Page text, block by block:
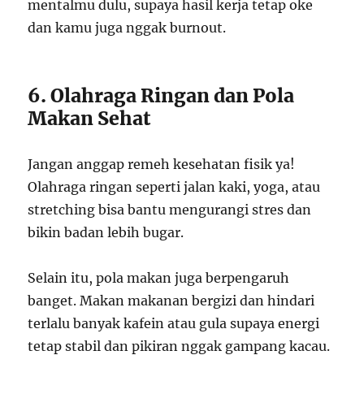
mentalmu dulu, supaya hasil kerja tetap oke
dan kamu juga nggak burnout.
6. Olahraga Ringan dan Pola
Makan Sehat
Jangan anggap remeh kesehatan fisik ya!
Olahraga ringan seperti jalan kaki, yoga, atau
stretching bisa bantu mengurangi stres dan
bikin badan lebih bugar.
Selain itu, pola makan juga berpengaruh
banget. Makan makanan bergizi dan hindari
terlalu banyak kafein atau gula supaya energi
tetap stabil dan pikiran nggak gampang kacau.